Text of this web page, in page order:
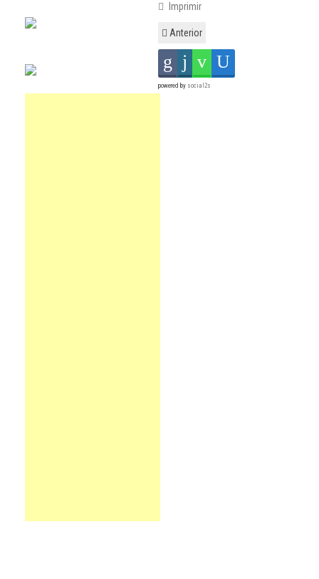
Imprimir
Anterior
powered by social2s